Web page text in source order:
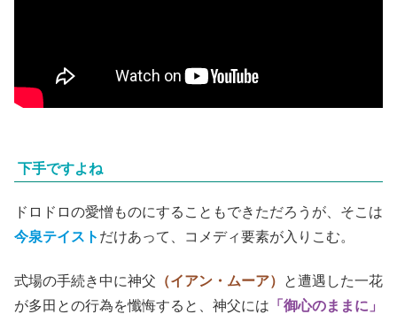
下手ですよね
ドロドロの愛憎ものにすることもできただろうが、そこは
今泉テイスト だけあって、コメディ要素が入りこむ。
式場の手続き中に神父 （イアン・ムーア）
と遭遇した一花
が多田との行為を懺悔すると、神父には 「御心のままに」